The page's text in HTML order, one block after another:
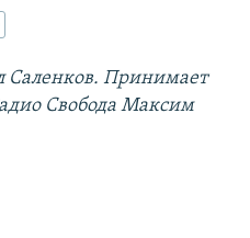
Саленков. Принимает
Свобода Максим